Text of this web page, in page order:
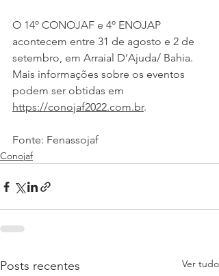
O 14º CONOJAF e 4º ENOJAP
acontecem entre 31 de agosto e 2 de
setembro, em Arraial D’Ajuda/ Bahia.
Mais informações sobre os eventos
podem ser obtidas em
https://conojaf2022.com.br.
Fonte: Fenassojaf
Conojaf
Posts recentes Ver tudo